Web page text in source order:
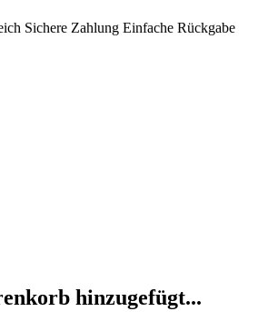
Sichere Zahlung Einfache Rückgabe
hinzugefügt...